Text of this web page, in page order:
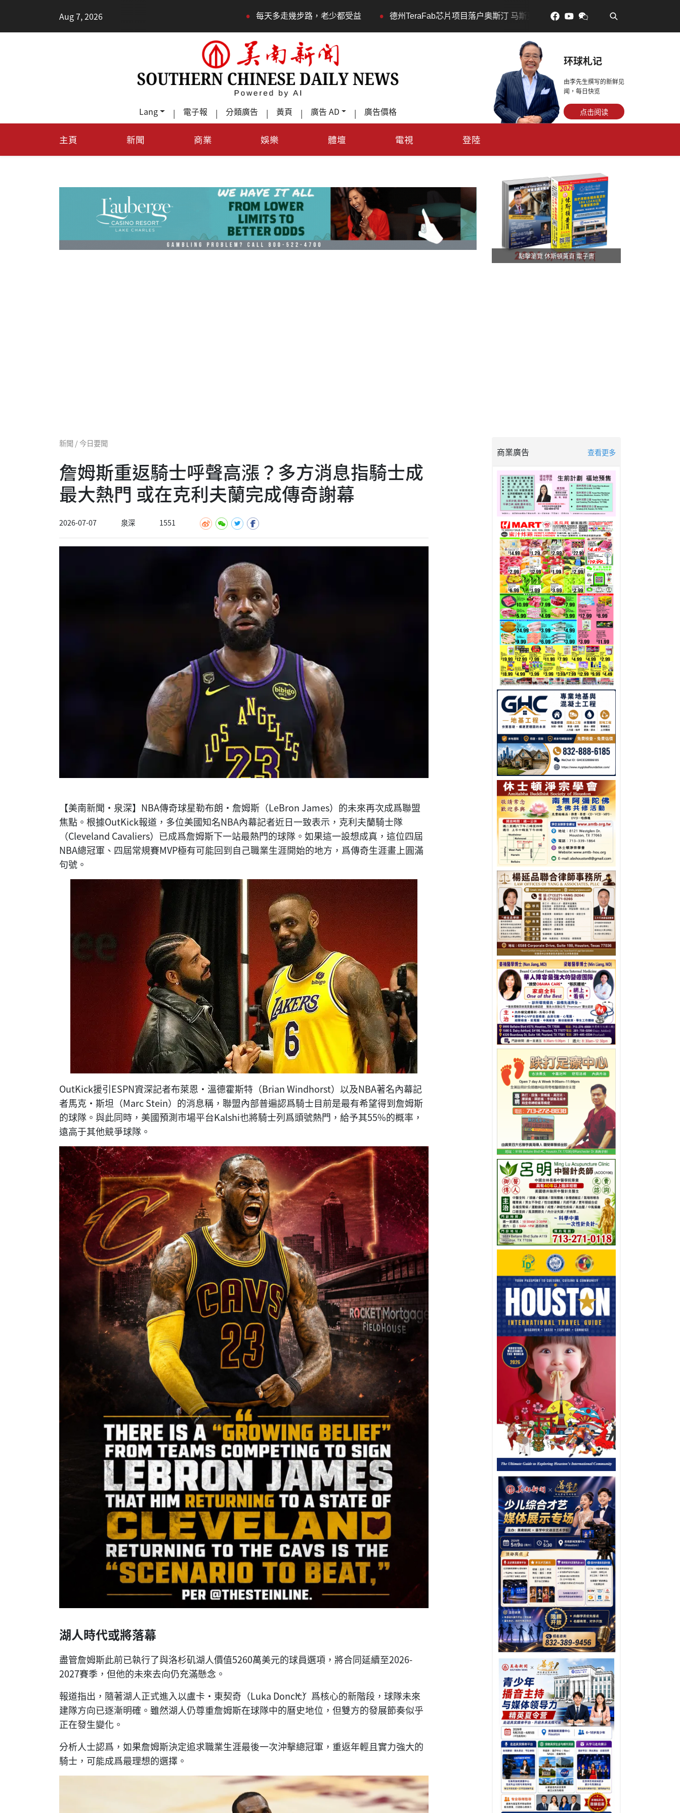
Aug 7, 2026 每天多走幾步路，老少都受益 • 德州TeraFab芯片项目落户奥斯汀 马斯克宣布投资200亿美元建设AI芯片制造基地 吃對了更年輕：花
Lang | 電子報 | 分類廣告 | 黃頁 | 廣告 AD | 廣告價格
环球札记
由李先生撰写的新鲜见
闻，每日快览
点击阅读
主頁 新聞 商業 娛樂 體壇 電視 登陸
點擊瀏覽 休斯頓黃頁 電子書
新聞 / 今日要聞
詹姆斯重返騎士呼聲高漲？多方消息指騎士成
最大熱門 或在克利夫蘭完成傳奇謝幕
2026-07-07 泉深 1551
【美南新聞·泉深】NBA傳奇球星勒布朗·詹姆斯（LeBron James）的未來再次成爲聯盟
焦點。根據OutKick報道，多位美國知名NBA內幕記者近日一致表示，克利夫蘭騎士隊
（Cleveland Cavaliers）已成爲詹姆斯下一站最熱門的球隊。如果這一設想成真，這位四屆
NBA總冠軍、四屆常規賽MVP極有可能回到自己職業生涯開始的地方，爲傳奇生涯畫上圓滿
句號。
OutKick援引ESPN資深記者布萊恩·溫德霍斯特（Brian Windhorst）以及NBA著名內幕記
者馬克·斯坦（Marc Stein）的消息稱，聯盟內部普遍認爲騎士目前是最有希望得到詹姆斯
的球隊。與此同時，美國預測市場平台Kalshi也將騎士列爲頭號熱門，給予其55%的概率，
遠高于其他競爭球隊。
湖人時代或將落幕
盡管詹姆斯此前已執行了與洛杉矶湖人價值5260萬美元的球員選項，將合同延續至2026-
2027賽季，但他的未來去向仍充滿懸念。
報道指出，隨著湖人正式進入以盧卡·東契奇（Luka Dončić）爲核心的新階段，球隊未來
建隊方向已逐漸明確。雖然湖人仍尊重詹姆斯在球隊中的曆史地位，但雙方的發展節奏似乎
正在發生變化。
分析人士認爲，如果詹姆斯決定追求職業生涯最後一次沖擊總冠軍，重返年輕且實力強大的
騎士，可能成爲最理想的選擇。
商業廣告 查看更多